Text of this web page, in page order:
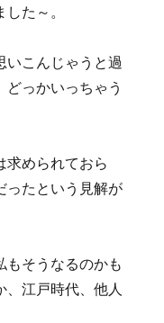
た～。
いこんじゃうと過
っかいっちゃう
求められておら
ったという見解が
もそうなるのかも
江戸時代、他人